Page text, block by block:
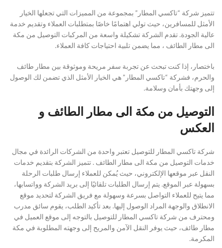
تتميز شركة “تاكسي المطار” بمجموعة من المميزات التي تجعلها الخيار
الأمثل للمسافرين، حيث تولي اهتمامًا خاصًا بمتطلبات العملاء وتقديم خدمة
عالية الجودة. تقدم الشركة تشكيلة واسعة من المركبات التوصيل من مكة
الى مطار الطائف ، مما يضمن تلبية احتياجات كافة العملاء.
باختصار، إذا كنت تبحث عن تجربة سفر مريحة وموثوقة بين مطار طائف
والحرم، فشركة “تاكسي المطار” هي الخيار الأمثل الذي تضمن لك الوصول
إلى وجهتك بأمان وسلامة.
التوصيل من مكة الى مطار الطائف و
العكس
شركة تاكسي المطار للتوصيل تعتبر واحدة من الشركات الرائدة في مجال
خدمات التوصيل من مكة الى مطار الطائف . تتميز الشركة بتقديم خدمات
النقل عبر موقعها الإلكتروني، حيث يُمكن للعملاء إرسال طلبات الرحلة
بسهولة عبر الموقع. يتم إرسال الطلبات تلقائيًا إلى بريد الشركة وواتسابها،
مما يتيح للعملاء التواصل بسرعة وسهولة مع فريق الشركة لتحديد موقع
الانطلاق والوجهة المراد الوصول إليها. بعد تأكيد الطلب، يقوم سائق مدرب
ومحترف من شركة تاكسي المطار للتوصيل بالتوجه إلى موقع العميل في
مطار طائف، حيث يوفر النقل الآمن والمريح إلى وجهته المطلوبة في مكة
المكرمة.